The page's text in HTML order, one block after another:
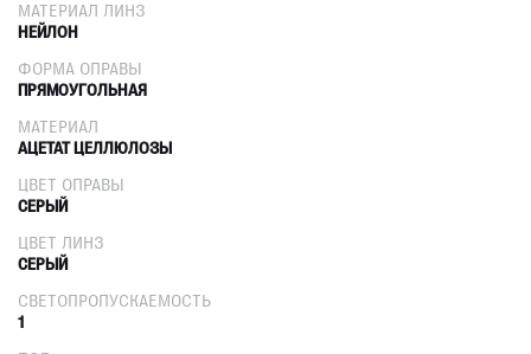
МАТЕРИАЛ ЛИНЗ
НЕЙЛОН
ФОРМА ОПРАВЫ
ПРЯМОУГОЛЬНАЯ
МАТЕРИАЛ
АЦЕТАТ ЦЕЛЛЮЛОЗЫ
ЦВЕТ ОПРАВЫ
СЕРЫЙ
ЦВЕТ ЛИНЗ
СЕРЫЙ
СВЕТОПРОПУСКАЕМОСТЬ
1